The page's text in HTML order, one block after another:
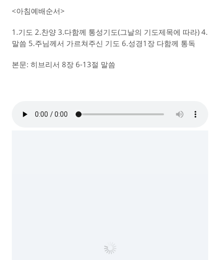
<아침예배순서>
1.기도 2.찬양 3.다함께 통성기도(그날의 기도제목에 따라) 4.
말씀 5.주님께서 가르쳐주신 기도 6.성경1장 다함께 통독
본문: 히브리서 8장 6-13절 말씀